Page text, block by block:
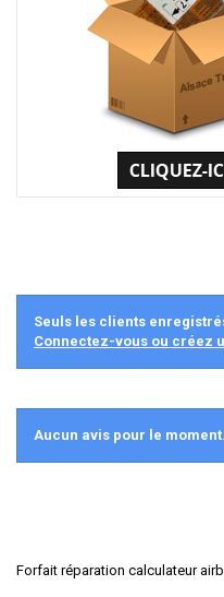
Seuls les clients
Connectez-vous ou créez
Aucun avis pour le moment.
Forfait réparation calculateur